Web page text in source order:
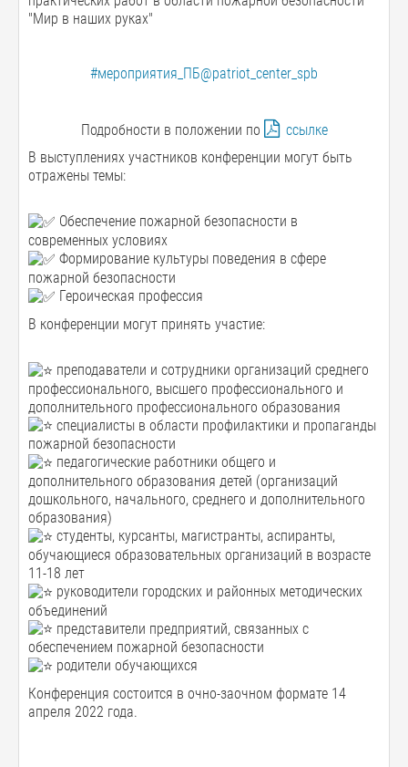
"Мир в наших руках"
#мероприятия_ПБ@patriot_center_spb
Подробности в положении по
ссылке
В выступлениях участников конференции могут быть
отражены темы:
Обеспечение пожарной безопасности в
современных условиях
Формирование культуры поведения в сфере
пожарной безопасности
Героическая профессия
В конференции могут принять участие:
преподаватели и сотрудники организаций среднего
профессионального, высшего профессионального и
дополнительного профессионального образования
специалисты в области профилактики и пропаганды
пожарной безопасности
педагогические работники общего и
дополнительного образования детей (организаций
дошкольного, начального, среднего и дополнительного
образования)
студенты, курсанты, магистранты, аспиранты,
обучающиеся образовательных организаций в возрасте
11-18 лет
руководители городских и районных методических
объединений
представители предприятий, связанных с
обеспечением пожарной безопасности
родители обучающихся
Конференция состоится в очно-заочном формате 14
апреля 2022 года.